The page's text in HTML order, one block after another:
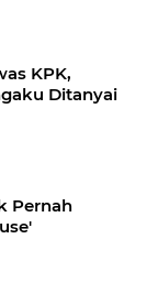
KPK,
Ditanyai
Pernah